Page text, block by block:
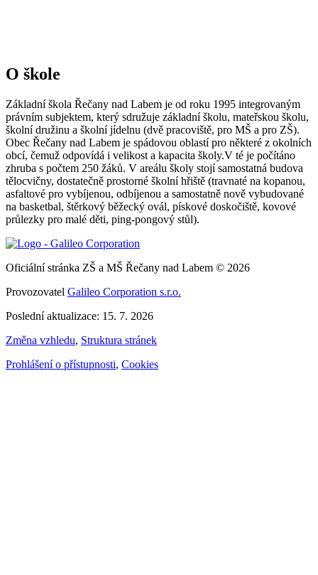
O škole
Základní škola Řečany nad Labem je od roku 1995 integrovaným
právním subjektem, který sdružuje základní školu, mateřskou školu,
školní družinu a školní jídelnu (dvě pracoviště, pro MŠ a pro ZŠ).
Obec Řečany nad Labem je spádovou oblastí pro některé z okolních
obcí, čemuž odpovídá i velikost a kapacita školy.V té je počítáno
zhruba s počtem 250 žáků. V areálu školy stojí samostatná budova
tělocvičny, dostatečně prostorné školní hřiště (travnaté na kopanou,
asfaltové pro vybíjenou, odbíjenou a samostatně nově vybudované
na basketbal, štěrkový běžecký ovál, pískové doskočiště, kovové
průlezky pro malé děti, ping-pongový stůl).
Oficiální stránka ZŠ a MŠ Řečany nad Labem © 2026
Provozovatel Galileo Corporation s.r.o.
Poslední aktualizace: 15. 7. 2026
Změna vzhledu, Struktura stránek
Prohlášení o přístupnosti, Cookies